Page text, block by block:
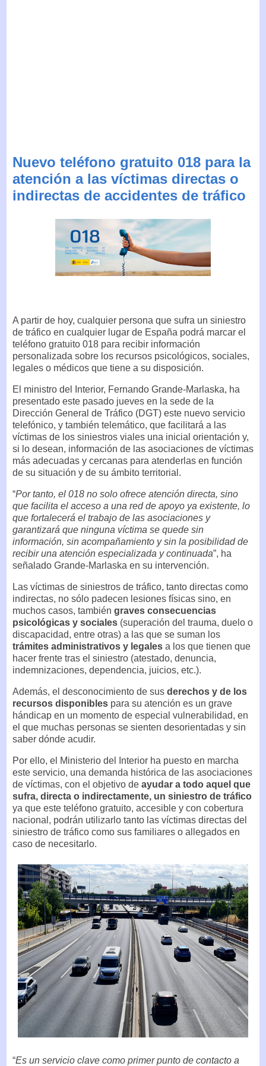
Nuevo teléfono gratuito 018 para la
atención a las víctimas directas o
indirectas de accidentes de tráfico
A partir de hoy, cualquier persona que sufra un siniestro
de tráfico en cualquier lugar de España podrá marcar el
teléfono gratuito 018 para recibir información
personalizada sobre los recursos psicológicos, sociales,
legales o médicos que tiene a su disposición.
El ministro del Interior, Fernando Grande-Marlaska, ha
presentado este pasado jueves en la sede de la
Dirección General de Tráfico (DGT) este nuevo servicio
telefónico, y también telemático, que facilitará a las
víctimas de los siniestros viales una inicial orientación y,
si lo desean, información de las asociaciones de víctimas
más adecuadas y cercanas para atenderlas en función
de su situación y de su ámbito territorial.
“Por tanto, el 018 no solo ofrece atención directa, sino
que facilita el acceso a una red de apoyo ya existente, lo
que fortalecerá el trabajo de las asociaciones y
garantizará que ninguna víctima se quede sin
información, sin acompañamiento y sin la posibilidad de
recibir una atención especializada y continuada”, ha
señalado Grande-Marlaska en su intervención.
Las víctimas de siniestros de tráfico, tanto directas como
indirectas, no sólo padecen lesiones físicas sino, en
muchos casos, también graves consecuencias
psicológicas y sociales (superación del trauma, duelo o
discapacidad, entre otras) a las que se suman los
trámites administrativos y legales a los que tienen que
hacer frente tras el siniestro (atestado, denuncia,
indemnizaciones, dependencia, juicios, etc.).
Además, el desconocimiento de sus derechos y de los
recursos disponibles para su atención es un grave
hándicap en un momento de especial vulnerabilidad, en
el que muchas personas se sienten desorientadas y sin
saber dónde acudir.
Por ello, el Ministerio del Interior ha puesto en marcha
este servicio, una demanda histórica de las asociaciones
de víctimas, con el objetivo de ayudar a todo aquel que
sufra, directa o indirectamente, un siniestro de tráfico
ya que este teléfono gratuito, accesible y con cobertura
nacional, podrán utilizarlo tanto las víctimas directas del
siniestro de tráfico como sus familiares o allegados en
caso de necesitarlo.
“Es un servicio clave como primer punto de contacto a